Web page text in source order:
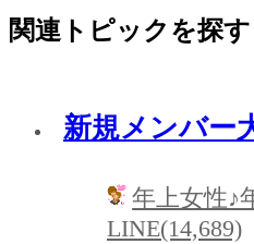
関連トピックを探す
新規メンバー
年上女性♪
LINE(14,689)